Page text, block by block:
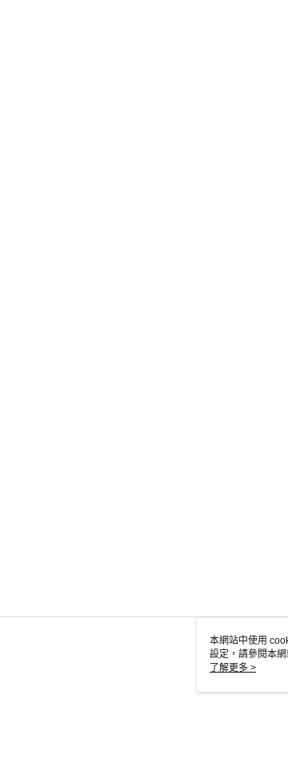
本網站中使用
設定，請參閱本網
使用 cookie。
了解更多 >